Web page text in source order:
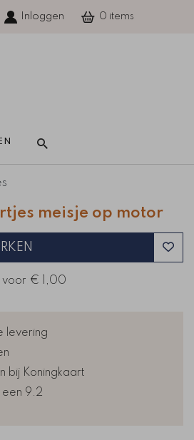
Inloggen 0
meisje op motor
voor € 1,00
levering
bij Koningkaart
een 9.2